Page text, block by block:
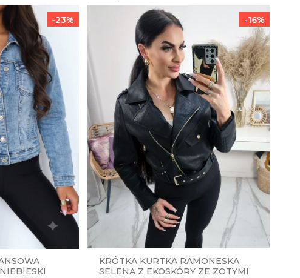
-23%
KRÓTKA KURTKA RAMONESKA
SELENA Z EKOSKÓRY ZE ZOTYMI
-16%